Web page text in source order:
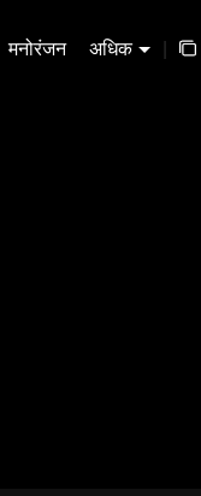
मनोरंजन अधिक |